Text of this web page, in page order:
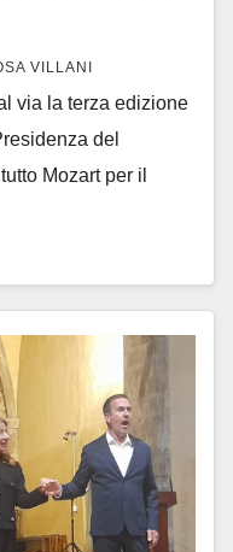
VILLANI
via la terza edizione
del
Mozart per il